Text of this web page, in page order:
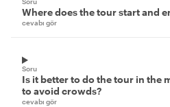
Where does the tour start and
cevabı gör
Soru
Is it better to do the tour in the
to avoid crowds?
cevabı gör